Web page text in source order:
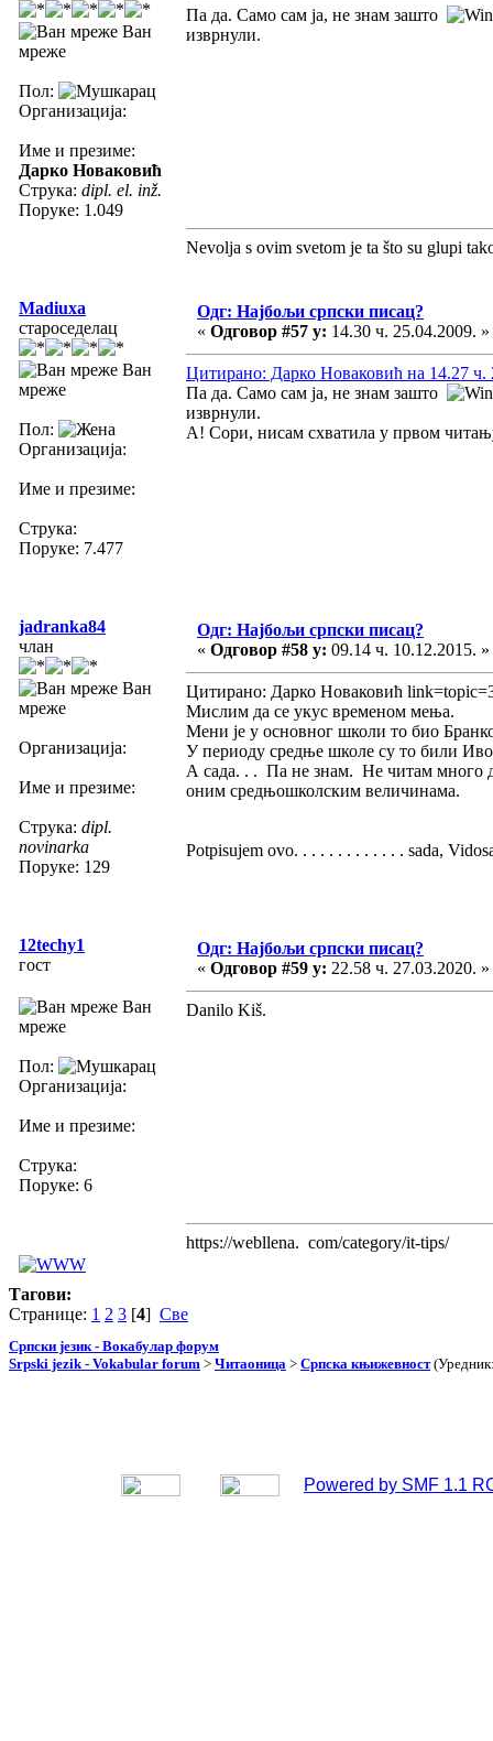
Ван
мреже
Пол:
Организација:
Име и презиме:
Дарко Новаковић
Струка: dipl. el. inž.
Поруке: 1.049
Па да. Само сам ја, не знам зашто
изврнули.
Nevolja s ovim svetom je ta što su glupi
Madiuxa
староседелац
Ван
мреже
Пол:
Организација:
Име и презиме:
Струка:
Поруке: 7.477
Одг: Најбољи српски писац?
« Одговор #57 у: 14.30 ч. 25.04.2009. »
Цитирано: Дарко Новаковић на 14.27 ч.
Па да. Само сам ја, не знам зашто
изврнули.
А! Сори, нисам схватила у првом
jadranka84
члан
Ван
мреже
Организација:
Име и презиме:
Струка: dipl.
novinarka
Поруке: 129
Одг: Најбољи српски писац?
« Одговор #58 у: 09.14 ч. 10.12.2015. »
Цитирано: Дарко Новаковић
Мислим да се укус временом мења.
Мени је у основног школи то био
У периоду средње школе су то били
А сада. . . Па не знам. Не читам много
оним средњошколским величинама.
Potpisujem ovo. . . . . . . . . . . . . sada,
12techy1
гост
Ван
мреже
Пол:
Организација:
Име и презиме:
Струка:
Поруке: 6
Одг: Најбољи српски писац?
« Одговор #59 у: 22.58 ч. 27.03.2020. »
Danilo Kiš.
https://webllena. com/category/it-tips/
Тагови:
Странице: 1 2 3 [4] Све
Српски језик - Вокабулар форум
Srpski jezik - Vokabular forum > Читаоница > Српска књижевност
Powered by SMF 1.1